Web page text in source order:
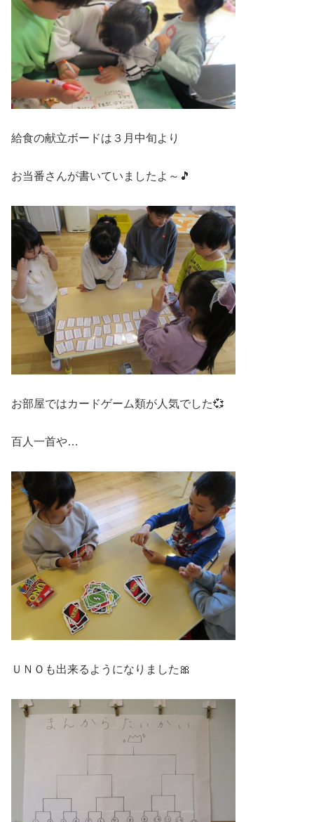
給食の献立ボードは３月中旬より
お当番さんが書いていましたよ～🎵
お部屋ではカードゲーム類が人気でした💞
百人一首や…
ＵＮＯも出来るようになりました🎀